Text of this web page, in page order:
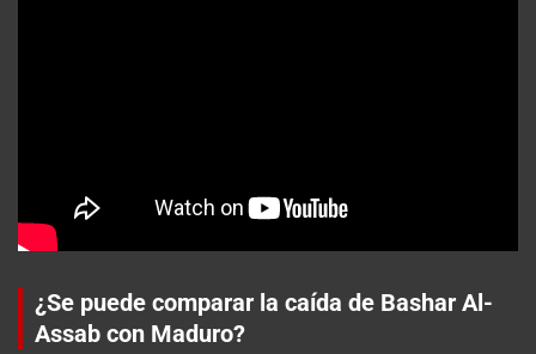
¿Se puede comparar la caída de Bashar Al-
Assab con Maduro?